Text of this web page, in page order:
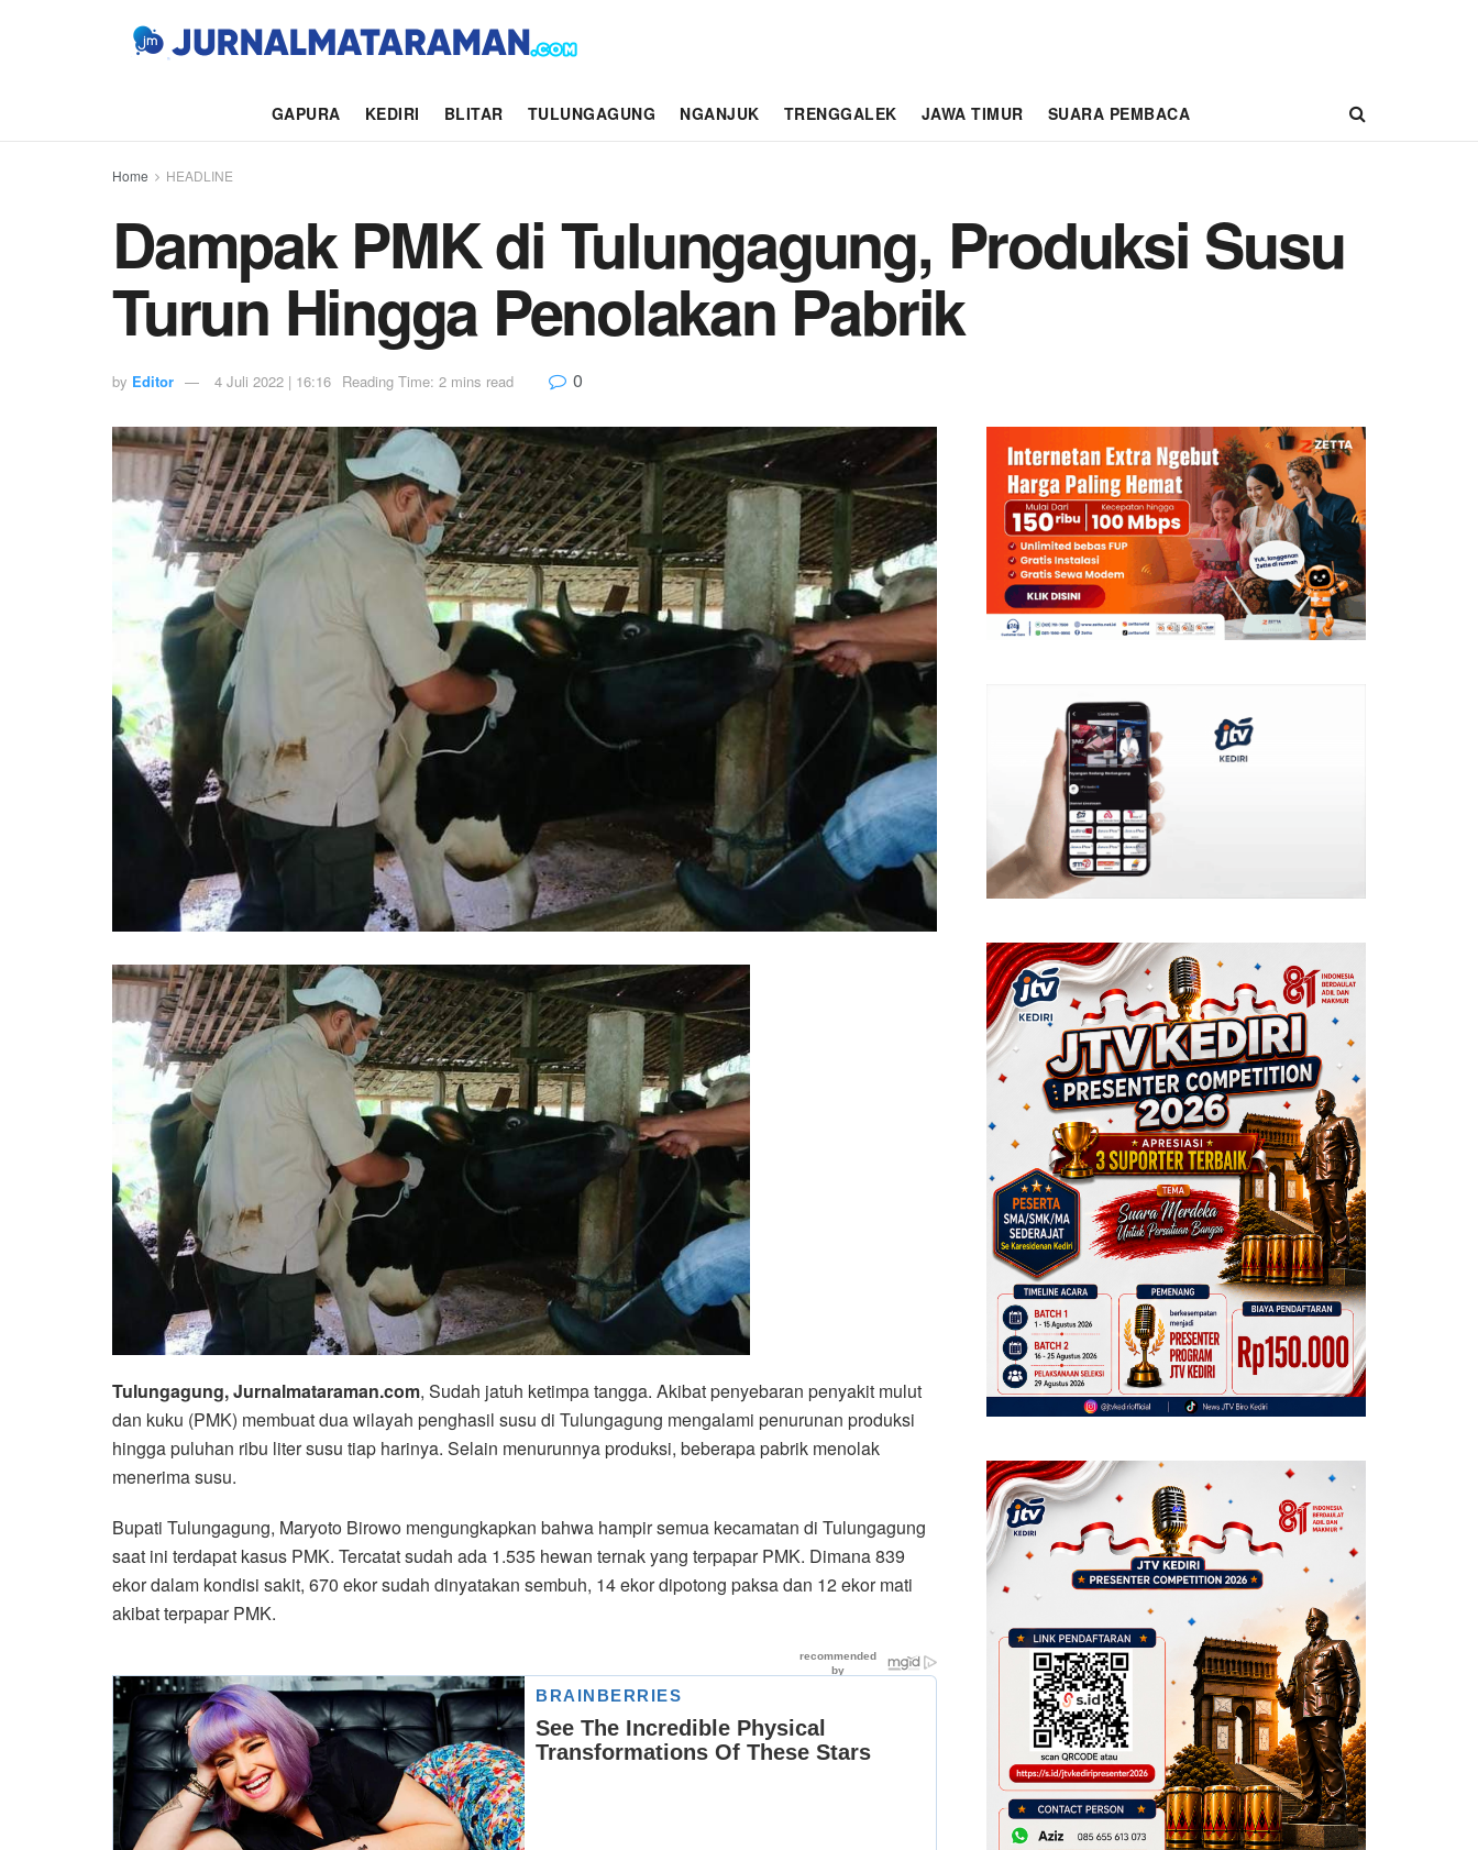
GAPURA KEDIRI BLITAR TULUNGAGUNG NGANJUK TRENGGALEK JAWA TIMUR SUARA PEMBACA
Home HEADLINE
Dampak PMK di Tulungagung, Produksi Susu
Turun Hingga Penolakan Pabrik
by Editor 4 Juli 2022 | 16:16 Reading Time: 2 mins read 0
Tulungagung, Jurnalmataraman.com, Sudah jatuh ketimpa tangga. Akibat penyebaran penyakit mulut
dan kuku (PMK) membuat dua wilayah penghasil susu di Tulungagung mengalami penurunan produksi
hingga puluhan ribu liter susu tiap harinya. Selain menurunnya produksi, beberapa pabrik menolak
menerima susu.
Bupati Tulungagung, Maryoto Birowo mengungkapkan bahwa hampir semua kecamatan di Tulungagung
saat ini terdapat kasus PMK. Tercatat sudah ada 1.535 hewan ternak yang terpapar PMK. Dimana 839
ekor dalam kondisi sakit, 670 ekor sudah dinyatakan sembuh, 14 ekor dipotong paksa dan 12 ekor mati
akibat terpapar PMK.